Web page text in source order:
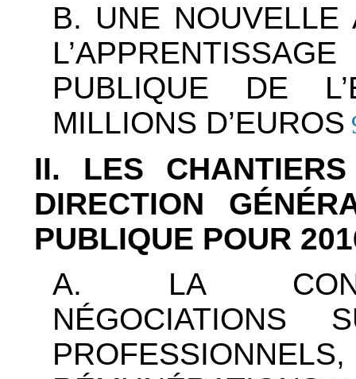
B. UNE NOUVELLE
PUBLIQUE DE
MILLIONS D’EUROS
II. LES
DIRECTION
PUBLIQUE POUR
A. LA
NÉGOCIATIONS